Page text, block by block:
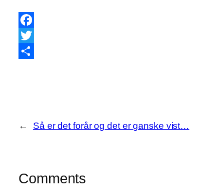
Facebook
Twitter
← Så er det forår og det er ganske vist…
Comments